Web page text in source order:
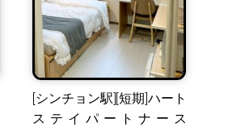
[シンチョン駅][短期]ハート
ステイパートナース